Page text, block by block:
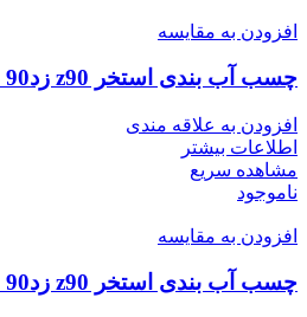
افزودن به مقایسه
چسب آب بندی استخر z90 زد90 4 لیتری
افزودن به علاقه مندی
اطلاعات بیشتر
مشاهده سریع
ناموجود
افزودن به مقایسه
چسب آب بندی استخر z90 زد90 1لیتری